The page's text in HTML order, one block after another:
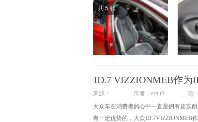
共 5 张
ID.7 VIZZIONMEB作为
来源： 作者：ertur1
大众车在消费者的心中一直是拥有皮实
有一定优势的，大众ID.7VIZZIONMEB